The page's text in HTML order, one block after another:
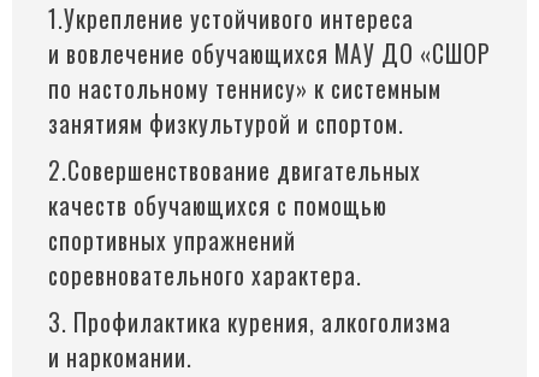
1.Укрепление устойчивого интереса
и вовлечение обучающихся МАУ ДО «СШОР
по настольному теннису» к системным
занятиям физкультурой и спортом.
2.Совершенствование двигательных
качеств обучающихся с помощью
спортивных упражнений
соревновательного характера.
3. Профилактика курения, алкоголизма
и наркомании.